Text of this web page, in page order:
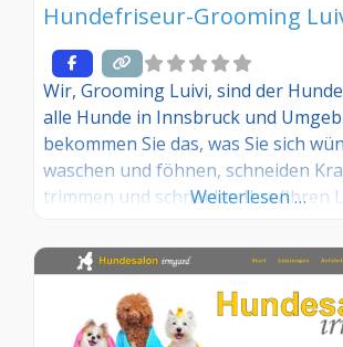
Hundefriseur-Grooming
Wir, Grooming Luivi, sind der
alle Hunde in Innsbruck und
bekommen Sie das, was Sie sich
waschen und föhnen, schneiden
trimmen und schneiden Ihre/Ihren
ganzen nicht fehlen.
Weiterlesen …